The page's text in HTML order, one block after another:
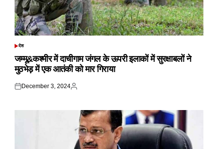
POSTED
देश
जम्मू&कश्मीर में दाचीगाम जंगल के ऊपरी इलाकों में सुरक्षाबलों ने
मुठभेड़ में एक आतंकी को मार गिराया
Posted
December 3, 2024
Posted